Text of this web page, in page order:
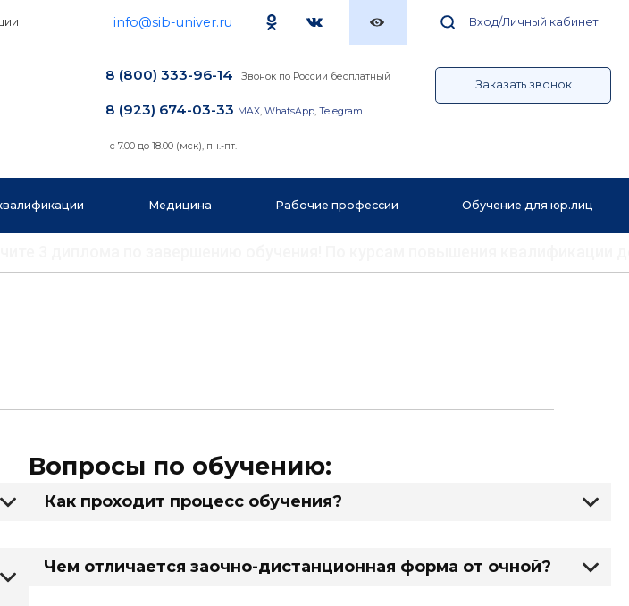
info@sib-univer.ru Вход/Личный кабинет
8 (800) 333-96-14 Звонок по России бесплатный
8 (923) 674-03-33 MAX, WhatsApp, Telegram
с 7.00 до 18.00 (мск), пн.-пт.
Заказать звонок
Медицина Рабочие профессии Обучение для юр.лиц
Вопросы по обучению:
Как проходит процесс обучения?
Чем отличается заочно-дистанционная форма от очной?